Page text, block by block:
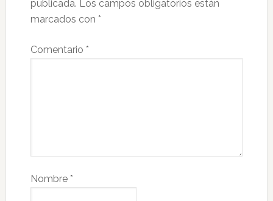
publicada. Los campos obligatorios están
marcados con *
Comentario *
Nombre *